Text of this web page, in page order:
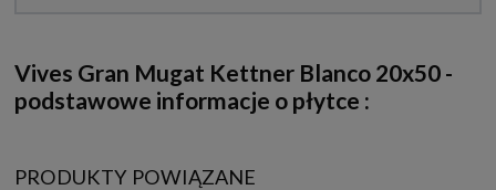
Vives Gran Mugat Kettner Blanco 20x50 -
podstawowe informacje o płytce :
PRODUKTY POWIĄZANE